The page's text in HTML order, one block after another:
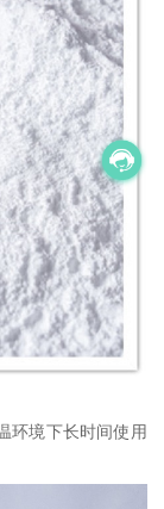
环境下长时间使用